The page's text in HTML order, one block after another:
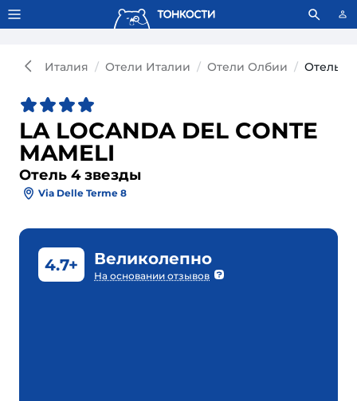
Тонкости используют сookie-файлы. Что это значит?
Италия Отели Италии Отели Олбии Отель
LA LOCANDA DEL CONTE
MAMELI
Отель 4 звезды
Via Delle Terme 8
4.7+ Великолепно
На основании отзывов